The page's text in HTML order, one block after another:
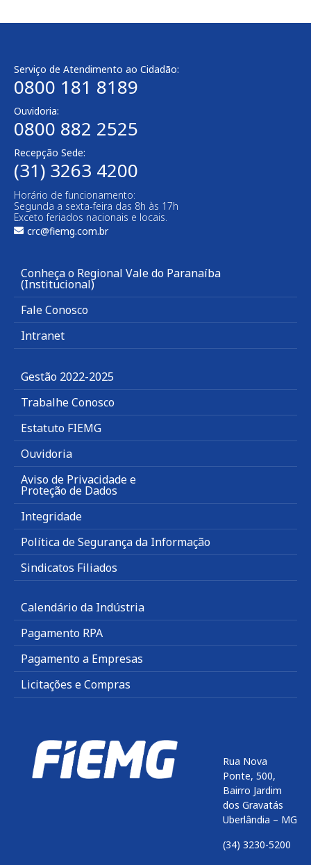
Serviço de Atendimento ao Cidadão:
0800 181 8189
Ouvidoria:
0800 882 2525
Recepção Sede:
(31) 3263 4200
Horário de funcionamento:
Segunda a sexta-feira das 8h às 17h
Exceto feriados nacionais e locais.
crc@fiemg.com.br
Conheça o Regional Vale do Paranaíba
(Institucional)
Fale Conosco
Intranet
Gestão 2022-2025
Trabalhe Conosco
Estatuto FIEMG
Ouvidoria
Aviso de Privacidade e
Proteção de Dados
Integridade
Política de Segurança da Informação
Sindicatos Filiados
Calendário da Indústria
Pagamento RPA
Pagamento a Empresas
Licitações e Compras
Rua Nova
Ponte, 500,
Bairro Jardim
dos Gravatás
Uberlândia – MG
(34) 3230-5200